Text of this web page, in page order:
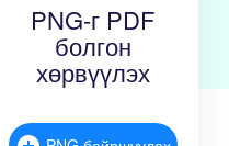
PNG-г PDF
болгон
хөрвүүлэх